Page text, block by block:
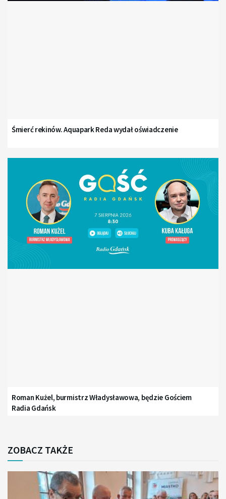
Śmierć rekinów. Aquapark Reda wydał oświadczenie
Roman Kużel, burmistrz Władysławowa, będzie Gościem
Radia Gdańsk
ZOBACZ TAKŻE